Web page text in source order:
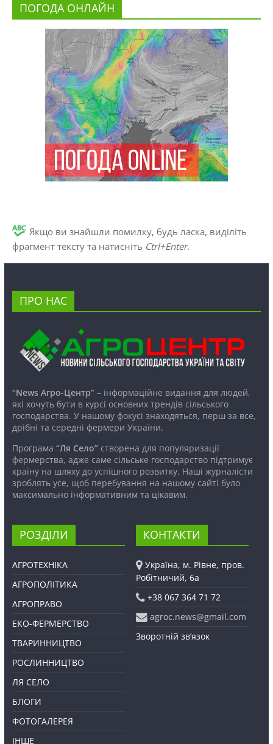
ПОГОДА ОНЛАЙН
Якщо ви знайшли помилку, будь ласка, виділіть
фрагмент тексту та натисніть Ctrl+Enter.
ПРО НАС
“News Агро-Центр”– інформаційне видання для людей,
які хочуть бути в курсі основних трендів сільського
господарства. У нашому фокусі знаходяться, перш за все,
дрібні та середні фермери України.
Програма “Ля Село”створена для популяризації
фермерства, адже саме сільське господарство підтримує
країну на шляху до успішного розвитку. Наші журналісти
зроблять усе, щоб перебування на нашому сайті було
максимально інформативним та цікавим.
РОЗДІЛИ
АГРОТЕХНІКА
АГРОПОЛІТИКА
АГРОПРАВО
ЕКО-ФЕРМЕРСТВО
ТВАРИННИЦТВО
РОСЛИННИЦТВО
ЛЯ СЕЛО
БЛОГИ
ФОТОГАЛЕРЕЯ
ІНШЕ
КОНТАКТИ
Україна, м. Рівне, пров.
Робітничий, 6а
+38 067 364 71 72
agroc.news@gmail.com
Зворотній зв’язок